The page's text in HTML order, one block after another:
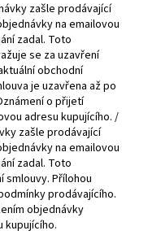
zašle prodávající
na emailovou
zadal. Toto
se za uzavření
obchodní
je uzavřena až po
o přijetí
adresu kupujícího. /
zašle prodávající
na emailovou
zadal. Toto
smlouvy. Přílohou
prodávajícího.
objednávky
kupujícího.